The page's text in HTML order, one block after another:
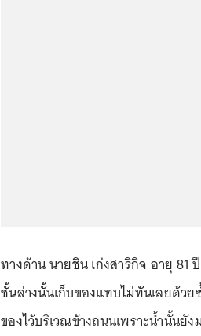
ทางด้าน นายชิน เก่งสาริกิจ อายุ 81
ชั้นล่างนั้นเก็บของแทบไม่ทันเลยด้ว
ของไว้บริเวณข้างถนนเพราะน้ำนั้นยั